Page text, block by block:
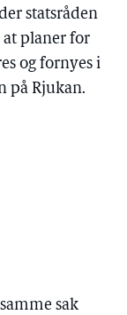
statsråden
planer for
og fornyes i
på Rjukan.
sak